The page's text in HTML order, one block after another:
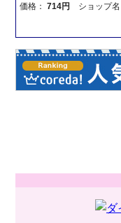
価格：714円 ショップ名